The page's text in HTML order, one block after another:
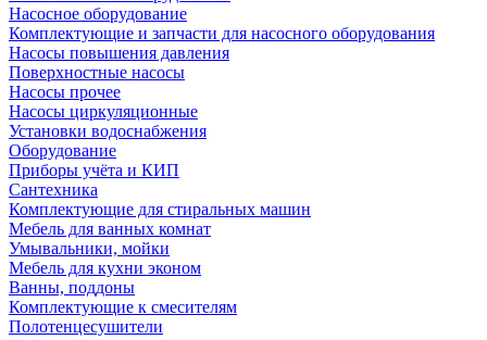
Насосное оборудование
Комплектующие и запчасти для насосного оборудования
Насосы повышения давления
Поверхностные насосы
Насосы прочее
Насосы циркуляционные
Установки водоснабжения
Оборудование
Приборы учёта и КИП
Сантехника
Комплектующие для стиральных машин
Мебель для ванных комнат
Умывальники, мойки
Мебель для кухни эконом
Ванны, поддоны
Комплектующие к смесителям
Полотенцесушители